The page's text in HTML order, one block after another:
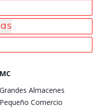
Grandes Almacenes
Pequeño Comercio